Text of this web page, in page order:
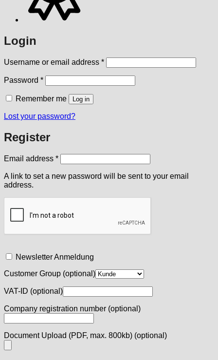
Login
Username or email address *Required
Password *Required
Remember me Log in
Lost your password?
Register
Email address *Required
A link to set a new password will be sent to your email
address.
Newsletter Anmeldung
Customer Group (optional)
VAT-ID (optional)
Company registration number (optional)
Document Upload (PDF, max. 800kb) (optional)